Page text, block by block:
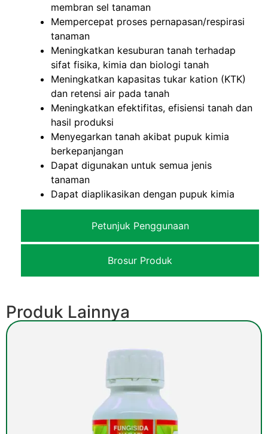
Petunjuk Penggunaan
Brosur Produk
membran sel tanaman
Mempercepat proses pernapasan/respirasi
tanaman
Meningkatkan kesuburan tanah terhadap
sifat fisika, kimia dan biologi tanah
Meningkatkan kapasitas tukar kation (KTK)
dan retensi air pada tanah
Meningkatkan efektifitas, efisiensi tanah dan
hasil produksi
Menyegarkan tanah akibat pupuk kimia
berkepanjangan
Dapat digunakan untuk semua jenis
tanaman
Dapat diaplikasikan dengan pupuk kimia
Produk Lainnya